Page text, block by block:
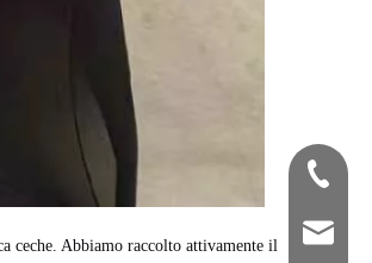
ceche. Abbiamo raccolto attivamente il
+86-